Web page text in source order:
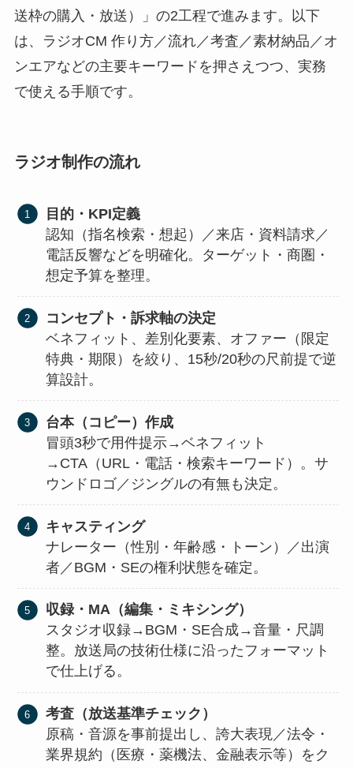
送枠の購入・放送）」の2工程で進みます。以下
は、ラジオCM 作り方／流れ／考査／素材納品／オ
ンエアなどの主要キーワードを押さえつつ、実務
で使える手順です。
ラジオ制作の流れ
目的・KPI定義
認知（指名検索・想起）／来店・資料請求／
電話反響などを明確化。ターゲット・商圏・
想定予算を整理。
コンセプト・訴求軸の決定
ベネフィット、差別化要素、オファー（限定
特典・期限）を絞り、15秒/20秒の尺前提で逆
算設計。
台本（コピー）作成
冒頭3秒で用件提示→ベネフィット
→CTA（URL・電話・検索キーワード）。サ
ウンドロゴ／ジングルの有無も決定。
キャスティング
ナレーター（性別・年齢感・トーン）／出演
者／BGM・SEの権利状態を確定。
収録・MA（編集・ミキシング）
スタジオ収録→BGM・SE合成→音量・尺調
整。放送局の技術仕様に沿ったフォーマット
で仕上げる。
考査（放送基準チェック）
原稿・音源を事前提出し、誇大表現／法令・
業界規約（医療・薬機法、金融表示等）をク